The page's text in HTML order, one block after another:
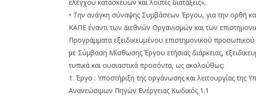
ελέγχου κατασκευών και λοιπές διατάξεις»,
• Την ανάγκη σύναψης Συµβάσεων Έργου, για την ορθή
ΚΑΠΕ έναντι των ∆ιεθνών Οργανισµών και των
Προγράµµατα εξειδικευµένου επιστηµονικού
µε Σύµβαση Μίσθωσης Έργου ετήσιας διάρκειας,
τυπικά και ουσιαστικά προσόντα, ως ακολούθως:
1. Έργο : Υποστήριξη της οργάνωσης και λειτουργίας της
Ανανεώσιµων Πηγών Ενέργειας Κωδικός 1.1